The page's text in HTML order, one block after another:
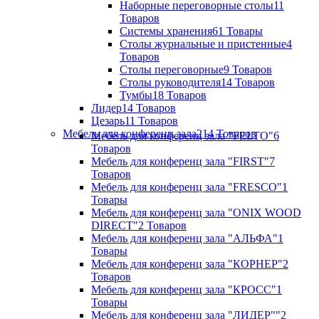
Наборные переговорные столы11
Товаров
Системы хранения61 Товары
Столы журнальные и пристенные4
Товаров
Столы переговорные9 Товаров
Столы руководителя14 Товаров
Тумбы18 Товаров
Лидер14 Товаров
Цезарь11 Товаров
Мебель для конференц зала214 Товаров
Мебель для конференц зала "FELTO"6
Товаров
Мебель для конференц зала "FIRST"7
Товаров
Мебель для конференц зала "FRESCO"1
Товары
Мебель для конференц зала "ONIX WOOD
DIRECT"2 Товаров
Мебель для конференц зала "АЛЬФА"1
Товары
Мебель для конференц зала "КОРНЕР"2
Товаров
Мебель для конференц зала "КРОСС"1
Товары
Мебель для конференц зала "ЛИДЕР""2